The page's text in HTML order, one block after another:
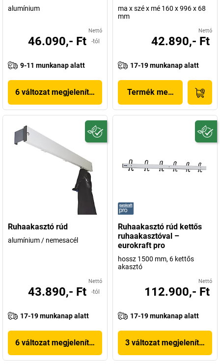
alumínium
Nettó
46.090,- Ft -tól
9-11 munkanap alatt
6 változat megjelenítése
ma x szé x mé 160 x 996 x 68
mm
Nettó
42.890,- Ft
17-19 munkanap alatt
Termék megjelenítése
Ruhaakasztó rúd
alumínium / nemesacél
Nettó
43.890,- Ft -tól
17-19 munkanap alatt
6 változat megjelenítése
Ruhaakasztó rúd kettős
ruhaakasztóval –
eurokraft pro
hossz 1500 mm, 6 kettős
akasztó
Nettó
112.900,- Ft
17-19 munkanap alatt
3 változat megjelenítése